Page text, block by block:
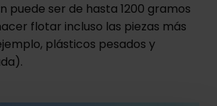
puede ser de hasta 1200 gramos
flotar incluso las piezas más
plásticos pesados y